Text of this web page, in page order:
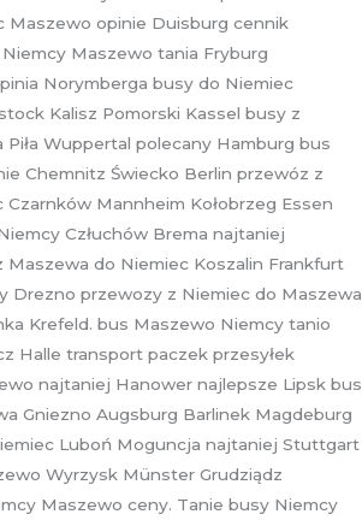
Maszewo opinie Duisburg cennik
Maszewo tania Fryburg
Norymberga busy do Niemiec
Kalisz Pomorski Kassel busy z
Wuppertal polecany Hamburg bus
Chemnitz Świecko Berlin przewóz z
Mannheim Kołobrzeg Essen
Człuchów Brema najtaniej
Maszewa do Niemiec Koszalin Frankfurt
Drezno przewozy z Niemiec do Maszewa
Krefeld. bus Maszewo Niemcy tanio
Halle transport paczek przesyłek
najtaniej Hanower najlepsze Lipsk bus
Gniezno Augsburg Barlinek Magdeburg
Luboń Moguncja najtaniej Stuttgart
Wyrzysk Münster Grudziądz
Maszewo ceny. Tanie busy Niemcy